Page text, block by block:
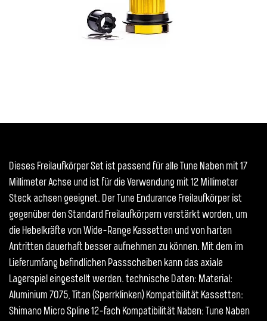
Dieses Freilaufkörper Set ist passend für alle Tune Naben mit 17
Millimeter Achse und ist für die Verwendung mit 12 Millimeter
Steck achsen geeignet. Der Tune Endurance Freilaufkörper ist
gegenüber den Standard Freilaufkörpern verstärkt worden, um
die Hebelkräfte von Wide-Range Kassetten und von harten
Antritten dauerhaft besser aufnehmen zu können. Mit dem im
Lieferumfang befindlichen Passscheiben kann das axiale
Lagerspiel eingestellt werden. technische Daten: Material:
Aluminium 7075, Titan (Sperrklinken) Kompatibilität Kassetten:
Shimano Micro Spline 12-fach Kompatibilität Naben: Tune Naben